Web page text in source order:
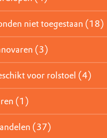
niet toegestaan (18)
(3)
voor rolstoel (4)
(1)
(37)